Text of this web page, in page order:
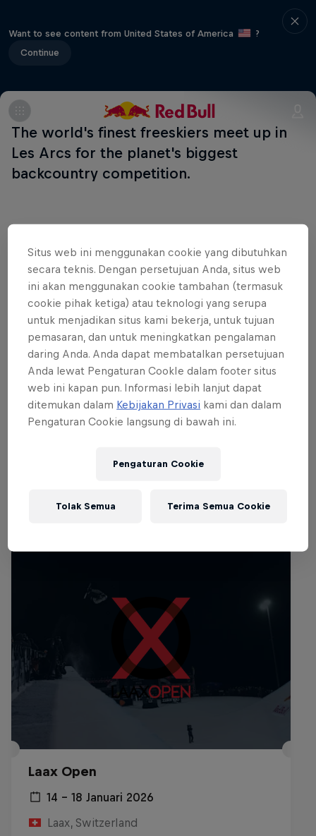
Want to see content from United States of America
?
Continue
The world's finest freeskiers meet up in
Les Arcs for the planet's biggest
backcountry competition.
Acara lainnya
Laax Open
14 – 18 Januari 2026
Laax, Switzerland
Situs web ini menggunakan cookie yang dibutuhkan
secara teknis. Dengan persetujuan Anda, situs web
ini akan menggunakan cookie tambahan (termasuk
cookie pihak ketiga) atau teknologi yang serupa
untuk menjadikan situs kami bekerja, untuk tujuan
pemasaran, dan untuk meningkatkan pengalaman
daring Anda. Anda dapat membatalkan persetujuan
Anda lewat Pengaturan CookIe dalam footer situs
web ini kapan pun. Informasi lebih lanjut dapat
ditemukan dalam Kebijakan Privasi kami dan dalam
Pengaturan Cookie langsung di bawah ini.
Pengaturan Cookie
Tolak Semua Terima Semua Cookie